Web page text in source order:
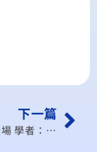
下一篇
馬習會周六登場 學者：心理層面大於實質